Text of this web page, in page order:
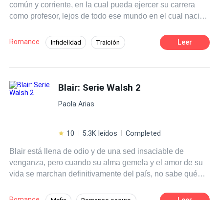
entraban que su novio la abandonara, le fuera infiel y,
para colmo, dijera que el hijo que esperaba era de otro.
un mujeriego… Hasta que aparece él. ¿Podrá un
mujeriego enamorado reformarse? ¿Podrá Karla volver a
común y corriente, en la cual pueda ejercer su carrera
como profesor, lejos de todo ese mundo en el cual nació
soñó muy lejos de su hogar y al fin siendo feliz. Pero
difícilmente un mundo lleno de peligros y sangre se
Romance Infidelidad Traición
Romance oscuro Profesor
Mafia
Leer
Blair: Serie Walsh 2
Paola Arias
10 5.3K leídos Completed
Blair está llena de odio y de una sed insaciable de
venganza, pero cuando su alma gemela y el amor de su
vida se marchan definitivamente del país, no sabe qué
hermanos mayores. Por un lado, está el deseo de acabar